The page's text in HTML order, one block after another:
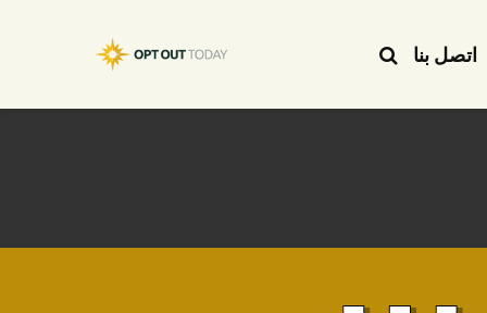
اتصل بنا